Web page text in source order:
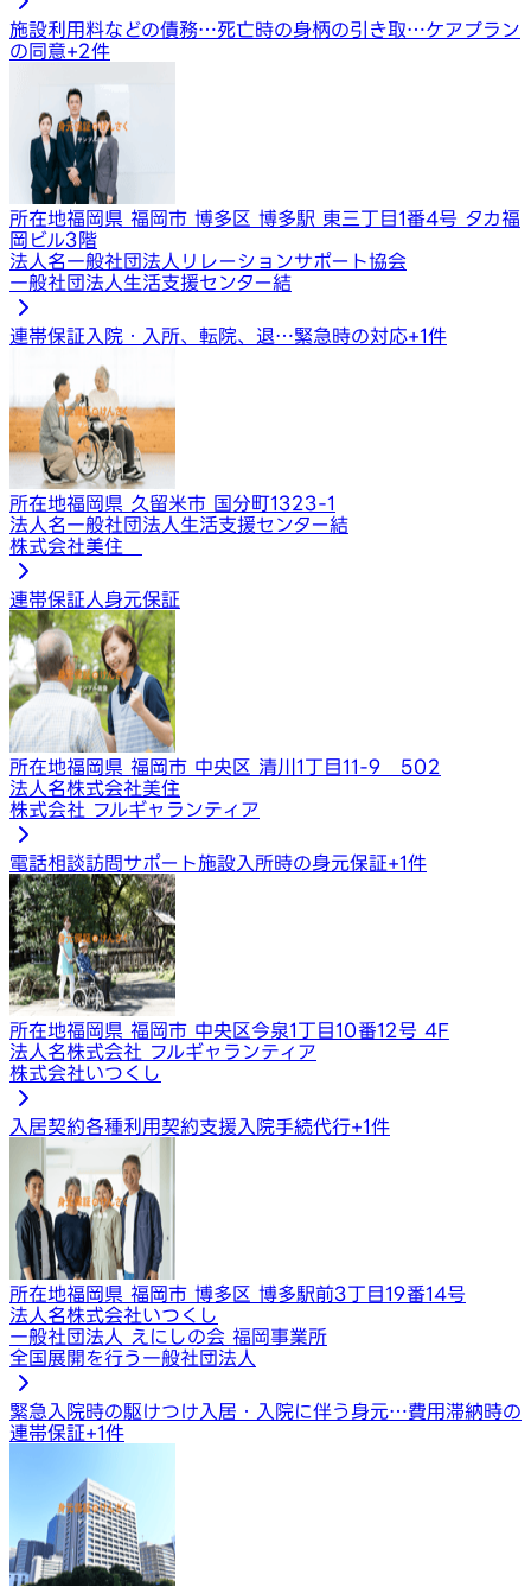
施設利用料などの債務…死亡時の身柄の引き取…ケアプラン
の同意+2件
所在地福岡県 福岡市 博多区 博多駅 東三丁目1番4号 タカ福
岡ビル3階
法人名一般社団法人リレーションサポート協会
一般社団法人生活支援センター結
連帯保証 入院・入所、転院、退…緊急時の対応+1件
所在地福岡県 久留米市 国分町1323-1
法人名一般社団法人生活支援センター結
株式会社美住
連帯保証人身元保証
所在地福岡県 福岡市 中央区 清川1丁目11-9 502
法人名株式会社美住
株式会社 フルギャランティア
電話相談訪問サポート施設入所時の身元保証+1件
所在地福岡県 福岡市 中央区今泉1丁目10番12号 4F
法人名株式会社 フルギャランティア
株式会社いつくし
入居契約​​​各種利用契約支援入院手続代行+1件
所在地福岡県 福岡市 博多区 博多駅前3丁目19番14号
法人名株式会社いつくし
一般社団法人 えにしの会 福岡事業所
全国展開を行う一般社団法人
緊急入院時の駆けつけ 入居・入院に伴う身元…費用滞納時の
連帯保証+1件